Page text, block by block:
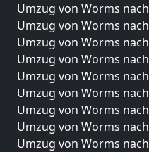
Umzug von Worms
Umzug von Worms
Umzug von Worms
Umzug von Worms
Umzug von Worms
Umzug von Worms
Umzug von Worms
Umzug von Worms
Umzug von Worms